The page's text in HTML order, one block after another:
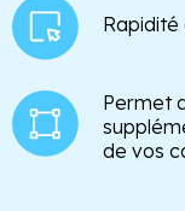
Rapidité
Permet
de vos